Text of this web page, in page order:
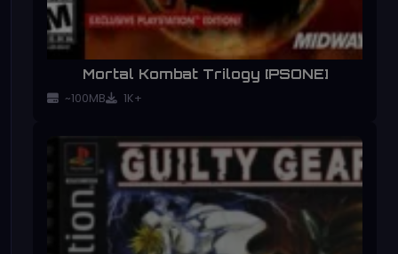
Mortal Kombat Trilogy [PSONE]
~100MB 1K+